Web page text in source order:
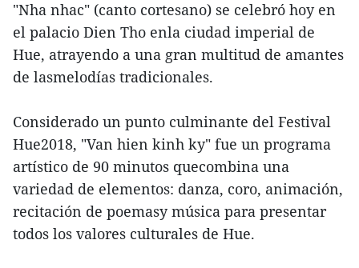
"Nha nhac" (canto cortesano) se celebró hoy en
el palacio Dien Tho enla ciudad imperial de
Hue, atrayendo a una gran multitud de amantes
de lasmelodías tradicionales.
Considerado un punto culminante del Festival
Hue2018, "Van hien kinh ky" fue un programa
artístico de 90 minutos quecombina una
variedad de elementos: danza, coro, animación,
recitación de poemasy música para presentar
todos los valores culturales de Hue.